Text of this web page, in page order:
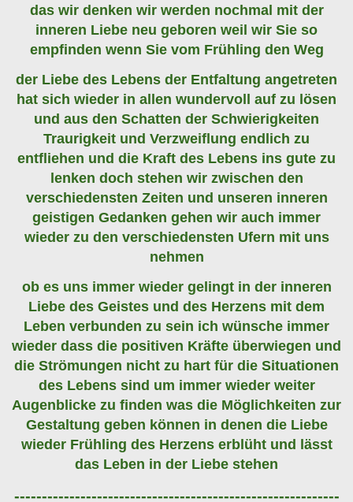
das wir denken wir werden nochmal mit der
inneren Liebe neu geboren weil wir Sie so
empfinden wenn Sie vom Frühling den Weg
der Liebe des Lebens der Entfaltung angetreten
hat sich wieder in allen wundervoll auf zu lösen
und aus den Schatten der Schwierigkeiten
Traurigkeit und Verzweiflung endlich zu
entfliehen und die Kraft des Lebens ins gute zu
lenken doch stehen wir zwischen den
verschiedensten Zeiten und unseren inneren
geistigen Gedanken gehen wir auch immer
wieder zu den verschiedensten Ufern mit uns
nehmen
ob es uns immer wieder gelingt in der inneren
Liebe des Geistes und des Herzens mit dem
Leben verbunden zu sein ich wünsche immer
wieder dass die positiven Kräfte überwiegen und
die Strömungen nicht zu hart für die Situationen
des Lebens sind um immer wieder weiter
Augenblicke zu finden was die Möglichkeiten zur
Gestaltung geben können in denen die Liebe
wieder Frühling des Herzens erblüht und lässt
das Leben in der Liebe stehen
-----------------------------------------------------------